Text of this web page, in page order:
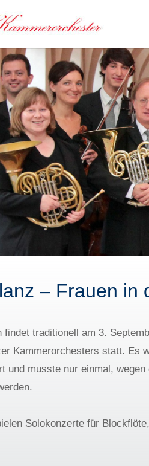
– Frauen in
findet traditionell am 3.
Kammerorchesters statt. Es
und musste nur einmal,
Solokonzerte für